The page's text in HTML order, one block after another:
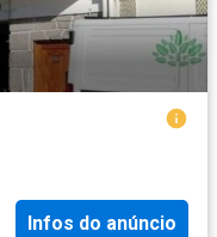
Infos do anúncio